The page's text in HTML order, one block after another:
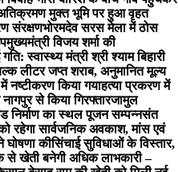
मुक्त भूमि पर हुआ वृहत
संरक्षणभोरमदेव सरस मेला में ठोस
विजय शर्मा की
स्वास्थ्य मंत्री श्री श्याम बिहारी
लीटर जप्त शराब, अनुमानित मूल्य
नष्टीकरण किया गयाहत्या प्रकरण में
से किया गिरफ्तारजामुल
निर्माण का स्थल पूजन सम्पन्नसंत
रहेगा सार्वजनिक अवकाश, मांस एवं
घोषणा कीसिंचाई सुविधाओं के विस्तार,
खेती बनेगी अधिक लाभकारी –